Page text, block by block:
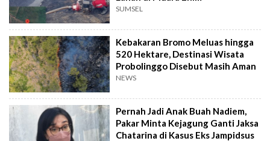
SUMSEL
Kebakaran Bromo Meluas hingga
520 Hektare, Destinasi Wisata
Probolinggo Disebut Masih Aman
NEWS
Pernah Jadi Anak Buah Nadiem,
Pakar Minta Kejagung Ganti Jaksa
Chatarina di Kasus Eks Jampidsus